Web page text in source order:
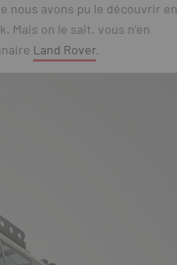
nous avons pu le découvrir en
on le sait, vous n’en
Land Rover.